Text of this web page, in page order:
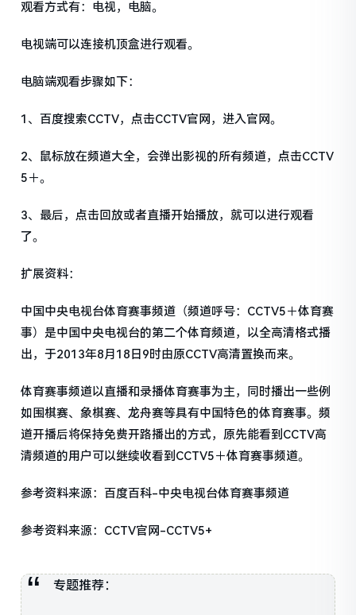
观看方式有：电视，电脑。
电视端可以连接机顶盒进行观看。
电脑端观看步骤如下：
1、百度搜索CCTV，点击CCTV官网，进入官网。
2、鼠标放在频道大全，会弹出影视的所有频道，点击CCTV
5＋。
3、最后，点击回放或者直播开始播放，就可以进行观看
了。
扩展资料：
中国中央电视台体育赛事频道（频道呼号：CCTV5＋体育赛
事）是中国中央电视台的第二个体育频道，以全高清格式播
出，于2013年8月18日9时由原CCTV高清置换而来。
体育赛事频道以直播和录播体育赛事为主，同时播出一些例
如围棋赛、象棋赛、龙舟赛等具有中国特色的体育赛事。频
道开播后将保持免费开路播出的方式，原先能看到CCTV高
清频道的用户可以继续收看到CCTV5＋体育赛事频道。
参考资料来源：百度百科-中央电视台体育赛事频道
参考资料来源：CCTV官网-CCTV5+
专题推荐：